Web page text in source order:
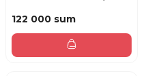
122 000 sum